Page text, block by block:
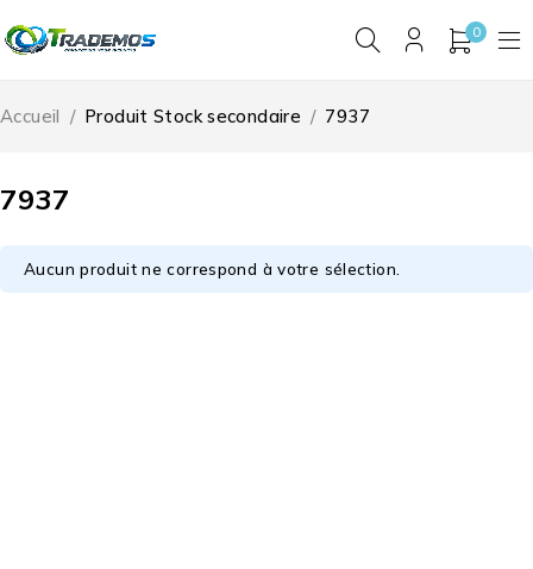
0
7937
Accueil / Produit Stock secondaire / 7937
Aucun produit ne correspond à votre sélection.